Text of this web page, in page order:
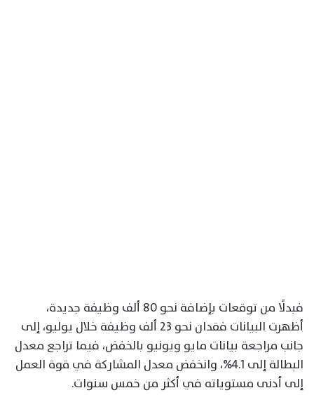
فبدلًا من توقعات بإضافة نحو 80 ألف وظيفة جديدة،
أظهرت البيانات فقدان نحو 23 ألف وظيفة خلال يوليو، إلى
جانب مراجعة بيانات مايو ويونيو بالخفض، فيما تراجع معدل
البطالة إلى 4.1%، وانخفض معدل المشاركة في قوة العمل
إلى أدنى مستوياته في أكثر من خمس سنوات.